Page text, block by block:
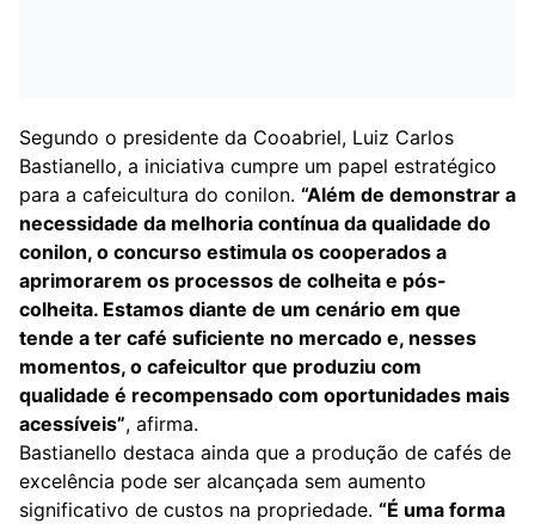
Segundo o presidente da Cooabriel, Luiz Carlos
Bastianello, a iniciativa cumpre um papel estratégico
para a cafeicultura do conilon. “Além de demonstrar a
necessidade da melhoria contínua da qualidade do
conilon, o concurso estimula os cooperados a
aprimorarem os processos de colheita e pós-
colheita. Estamos diante de um cenário em que
tende a ter café suficiente no mercado e, nesses
momentos, o cafeicultor que produziu com
qualidade é recompensado com oportunidades mais
acessíveis”, afirma.
Bastianello destaca ainda que a produção de cafés de
excelência pode ser alcançada sem aumento
significativo de custos na propriedade. “É uma forma